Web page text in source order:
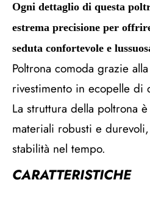
Ogni dettaglio di questa
estrema precisione per
seduta confortevole e
Poltrona comoda grazie
rivestimento in ecopelle di
La struttura della poltrona
materiali robusti e
stabilità nel tempo.
CARATTERISTICHE